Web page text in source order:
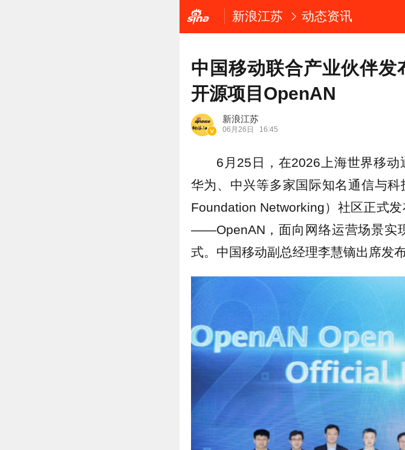
新浪江苏 动态资讯
中国移动联合产业伙伴发
开源项目OpenAN
新浪江苏
06月26日 16:45
6月25日，在2026上海世界移动
华为、中兴等多家国际知名通信与
Foundation Networking）社区正式
——OpenAN，面向网络运营场景实
式。中国移动副总经理李慧镝出席发布